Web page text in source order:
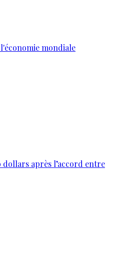
mondiale
dollars après l’accord entre